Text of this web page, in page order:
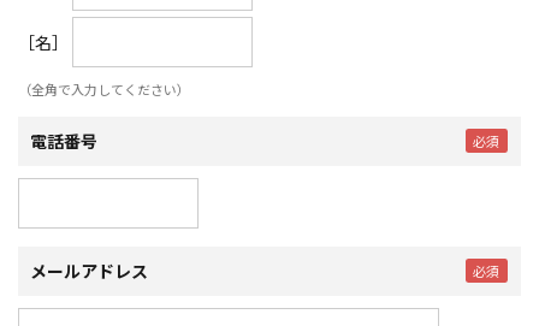
［名］
（全角で入力してください）
電話番号
メールアドレス